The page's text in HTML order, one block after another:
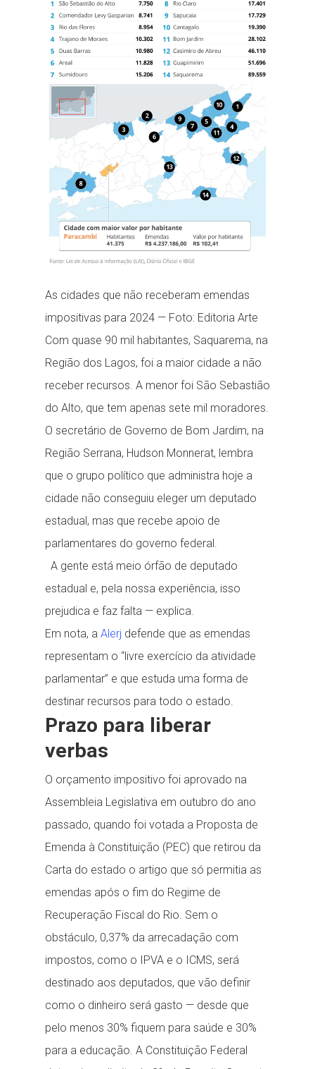
As cidades que não receberam emendas
impositivas para 2024 — Foto: Editoria Arte
Com quase 90 mil habitantes, Saquarema, na
Região dos Lagos, foi a maior cidade a não
receber recursos. A menor foi São Sebastião
do Alto, que tem apenas sete mil moradores.
O secretário de Governo de Bom Jardim, na
Região Serrana, Hudson Monnerat, lembra
que o grupo político que administra hoje a
cidade não conseguiu eleger um deputado
estadual, mas que recebe apoio de
parlamentares do governo federal.
A gente está meio órfão de deputado
estadual e, pela nossa experiência, isso
prejudica e faz falta — explica.
Em nota, a Alerj defende que as emendas
representam o “livre exercício da atividade
parlamentar” e que estuda uma forma de
destinar recursos para todo o estado.
Prazo para liberar
verbas
O orçamento impositivo foi aprovado na
Assembleia Legislativa em outubro do ano
passado, quando foi votada a Proposta de
Emenda à Constituição (PEC) que retirou da
Carta do estado o artigo que só permitia as
emendas após o fim do Regime de
Recuperação Fiscal do Rio. Sem o
obstáculo, 0,37% da arrecadação com
impostos, como o IPVA e o ICMS, será
destinado aos deputados, que vão definir
como o dinheiro será gasto — desde que
pelo menos 30% fiquem para saúde e 30%
para a educação. A Constituição Federal